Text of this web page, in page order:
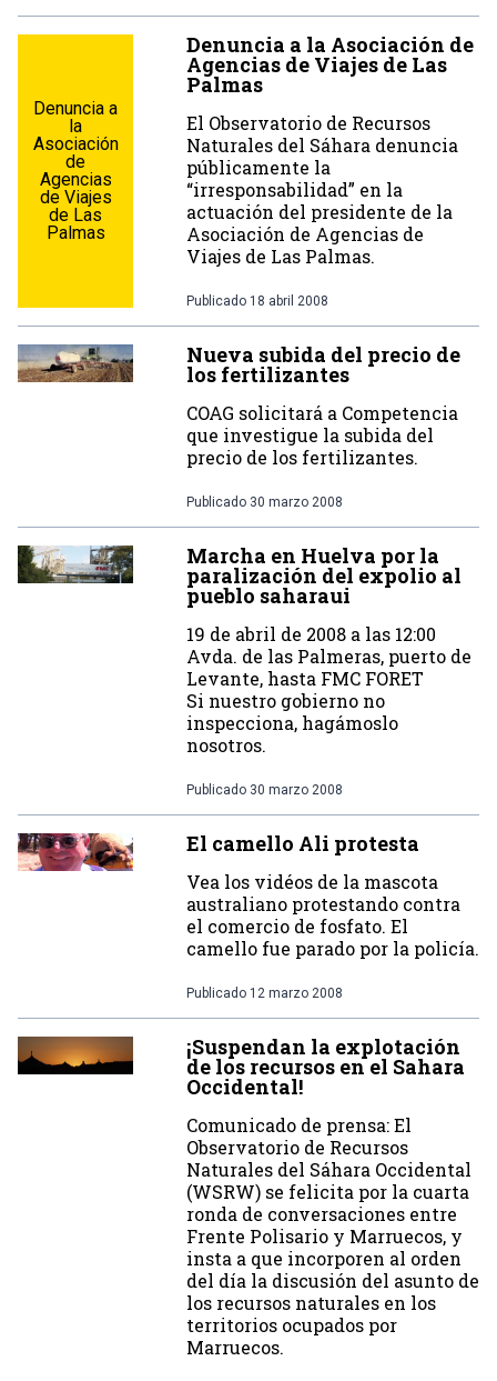
Denuncia a
la
Asociación
de
Agencias
de Viajes
de Las
Palmas
Denuncia a la Asociación de
Agencias de Viajes de Las
Palmas
El Observatorio de Recursos
Naturales del Sáhara denuncia
públicamente la
“irresponsabilidad” en la
actuación del presidente de la
Asociación de Agencias de
Viajes de Las Palmas.
Publicado 18 abril 2008
Nueva subida del precio de
los fertilizantes
COAG solicitará a Competencia
que investigue la subida del
precio de los fertilizantes.
Publicado 30 marzo 2008
Marcha en Huelva por la
paralización del expolio al
pueblo saharaui
19 de abril de 2008 a las 12:00
Avda. de las Palmeras, puerto de
Levante, hasta FMC FORET
Si nuestro gobierno no
inspecciona, hagámoslo
nosotros.
Publicado 30 marzo 2008
El camello Ali protesta
Vea los vidéos de la mascota
australiano protestando contra
el comercio de fosfato. El
camello fue parado por la policía.
Publicado 12 marzo 2008
¡Suspendan la explotación
de los recursos en el Sahara
Occidental!
Comunicado de prensa: El
Observatorio de Recursos
Naturales del Sáhara Occidental
(WSRW) se felicita por la cuarta
ronda de conversaciones entre
Frente Polisario y Marruecos, y
insta a que incorporen al orden
del día la discusión del asunto de
los recursos naturales en los
territorios ocupados por
Marruecos.